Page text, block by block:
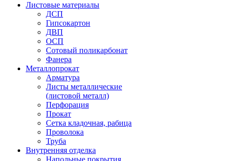
Листовые материалы
ДСП
Гипсокартон
ДВП
ОСП
Сотовый поликарбонат
Фанера
Металлопрокат
Арматура
Листы металлические
(листовой металл)
Перфорация
Прокат
Сетка кладочная, рабица
Проволока
Труба
Внутренняя отделка
Напольные покрытия